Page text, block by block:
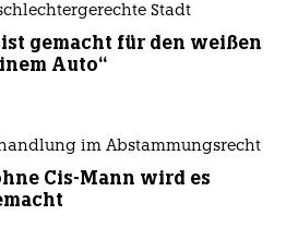
Stadt
ist gemacht für den weißen
Auto“
im Abstammungsrecht
Cis-Mann wird es